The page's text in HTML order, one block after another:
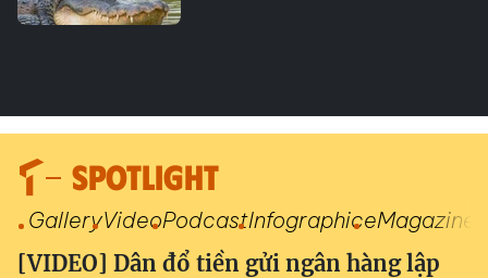
SPOTLIGHT
GalleryVideoPodcastInfographiceMagazine
[VIDEO] Dân đổ tiền gửi ngân hàng lập